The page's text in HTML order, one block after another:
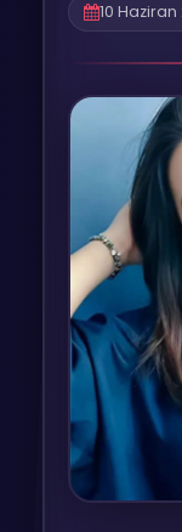
10 Haziran